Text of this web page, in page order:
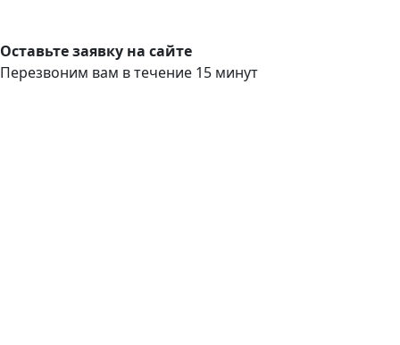
Оставьте заявку на сайте
Перезвоним вам в течение 15 минут